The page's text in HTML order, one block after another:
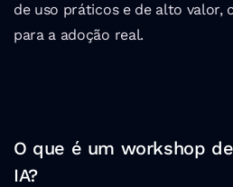
de uso práticos e de alto valor,
para a adoção real.
O que é um workshop
IA?